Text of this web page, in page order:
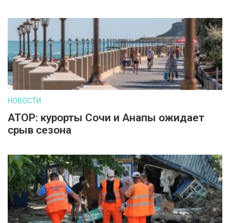
НОВОСТИ
АТОР: курорты Сочи и Анапы ожидает
срыв сезона